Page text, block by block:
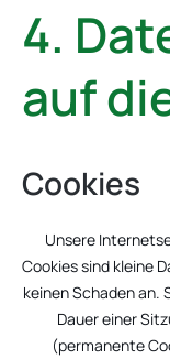
4.
auf
Cookies
Unsere
Cookies sind kleine
keinen Schaden an.
Dauer einer
(permanente